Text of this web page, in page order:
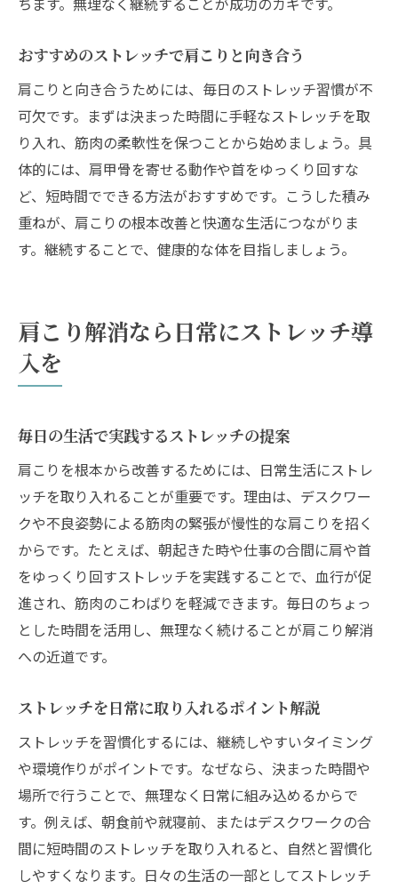
おすすめのストレッチで肩こりと向き合う
肩こりと向き合うためには、毎日のストレッチ習慣が不
可欠です。まずは決まった時間に手軽なストレッチを取
り入れ、筋肉の柔軟性を保つことから始めましょう。具
体的には、肩甲骨を寄せる動作や首をゆっくり回すな
ど、短時間でできる方法がおすすめです。こうした積み
重ねが、肩こりの根本改善と快適な生活につながりま
す。継続することで、健康的な体を目指しましょう。
肩こり解消なら日常にストレッチ導
入を
毎日の生活で実践するストレッチの提案
肩こりを根本から改善するためには、日常生活にストレ
ッチを取り入れることが重要です。理由は、デスクワー
クや不良姿勢による筋肉の緊張が慢性的な肩こりを招く
からです。たとえば、朝起きた時や仕事の合間に肩や首
をゆっくり回すストレッチを実践することで、血行が促
進され、筋肉のこわばりを軽減できます。毎日のちょっ
とした時間を活用し、無理なく続けることが肩こり解消
への近道です。
ストレッチを日常に取り入れるポイント解説
ストレッチを習慣化するには、継続しやすいタイミング
や環境作りがポイントです。なぜなら、決まった時間や
場所で行うことで、無理なく日常に組み込めるからで
す。例えば、朝食前や就寝前、またはデスクワークの合
間に短時間のストレッチを取り入れると、自然と習慣化
しやすくなります。日々の生活の一部としてストレッチ